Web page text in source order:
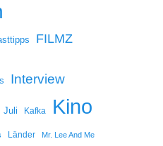
FILMZ
Interview
Juli Kafka Kino
Länder Mr. Lee And Me